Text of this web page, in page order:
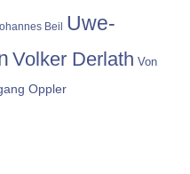
Beil Uwe-
Volker Derlath Von
Oppler